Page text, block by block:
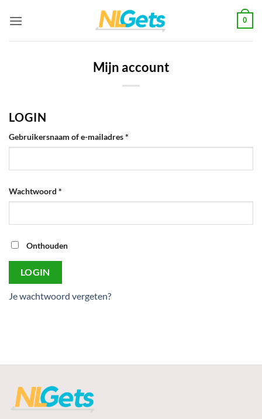
naar
0
Mijn account
LOGIN
Gebruikersnaam of e-mailadres*
Wachtwoord *
Onthouden
LOGIN
Je wachtwoord vergeten?